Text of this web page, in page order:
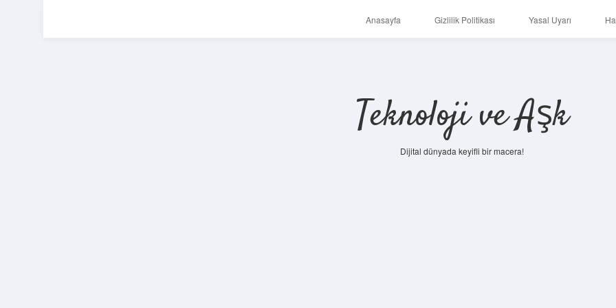
Anasayfa Gizlilik Politikası Yasal Uyarı
Teknoloji ve Aşk
Dijital dünyada keyifli bir macera!